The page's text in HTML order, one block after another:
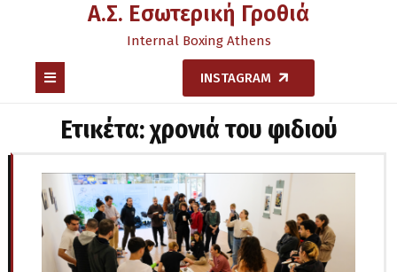
Α.Σ. Εσωτερική Γροθιά
Internal Boxing Athens
Button
INSTAGRAM
Ετικέτα:χρονιά του φιδιού